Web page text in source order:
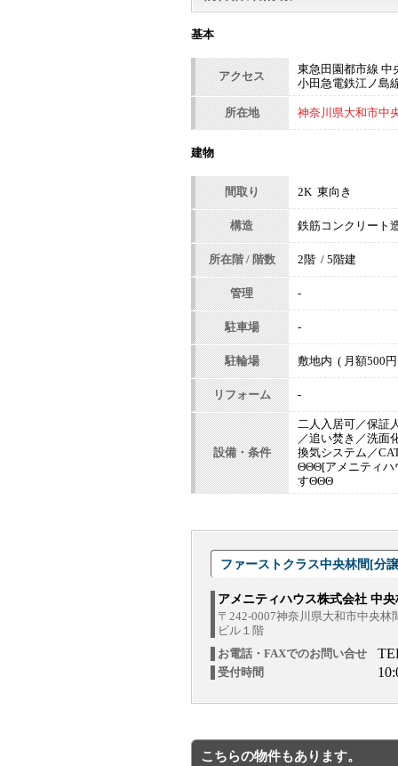
基本
アクセス
東急田園都市線 中
小田急電鉄江ノ島
所在地 神奈川県大和市中
建物
間取り 2K 東向き
構造 鉄筋コンクリート
所在階 / 階数 2階 / 5階建
管理 -
駐車場 -
駐輪場 敷地内 ( 月額500円
リフォーム -
設備・条件
二人入居可／保証
／追い焚き／洗面
換気システム／
ΘΘΘ[アメニティハ
すΘΘΘ
ファーストクラス中央林間[分
アメニティハウス株式会社 中央
〒242-0007神奈川県大和市中央林
ビル１階
お電話・FAXでのお問い合せ
受付時間
こちらの物件もあります。